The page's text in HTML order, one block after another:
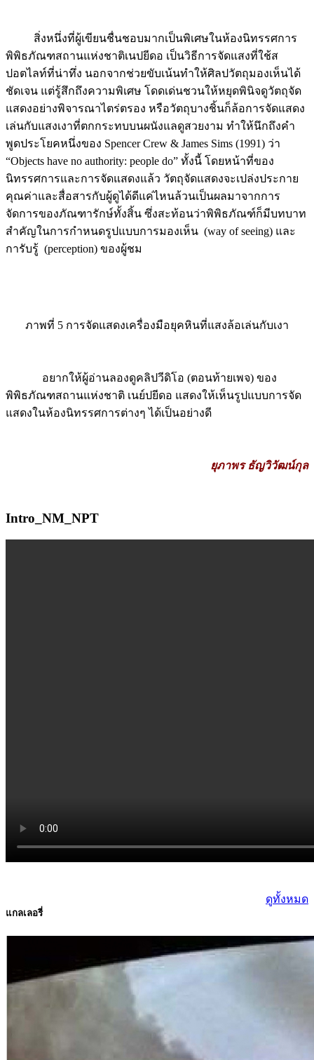
สิ่งหนึ่งที่ผู้เขียนชื่นชอบมากเป็นพิเศษในห้องนิทรรศการ
พิพิธภัณฑสถานแห่งชาติเนปยีดอ เป็นวิธีการจัดแสงที่ใช้ส
ปอตไลท์ที่น่าทึ่ง นอกจากช่วยขับเน้นทำให้ศิลปวัตถุมองเห็นได้
ชัดเจน แต่รู้สึกถึงความพิเศษ โดดเด่นชวนให้หยุดพินิจดูวัตถุจัด
แสดงอย่างพิจารณาไตร่ตรอง หรือวัตถุบางชิ้นก็ล้อการจัดแสดง
เล่นกับแสงเงาที่ตกกระทบบนผนังแลดูสวยงาม ทำให้นึกถึงคำ
พูดประโยคหนึ่งของ Spencer Crew & James Sims (1991) ว่า
“Objects have no authority: people do” ทั้งนี้ โดยหน้าที่ของ
นิทรรศการและการจัดแสดงแล้ว วัตถุจัดแสดงจะเปล่งประกาย
คุณค่าและสื่อสารกับผู้ดูได้ดีแค่ไหนล้วนเป็นผลมาจากการ
จัดการของภัณฑารักษ์ทั้งสิ้น ซึ่งสะท้อนว่าพิพิธภัณฑ์ก็มีบทบาท
สำคัญในการกำหนดรูปแบบการมองเห็น (way of seeing) และ
การับรู้ (perception) ของผู้ชม
ภาพที่ 5 การจัดแสดงเครื่องมือยุคหินที่แสงล้อเล่นกับเงา
อยากให้ผู้อ่านลองดูคลิปวีดิโอ (ตอนท้ายเพจ) ของ
พิพิธภัณฑสถานแห่งชาติ เนย์ปยีดอ แสดงให้เห็นรูปแบบการจัด
แสดงในห้องนิทรรศการต่างๆ ได้เป็นอย่างดี
ยุภาพร ธัญวิวัฒน์กุล
Intro_NM_NPT
แกลเลอรี่
ดูทั้งหมด